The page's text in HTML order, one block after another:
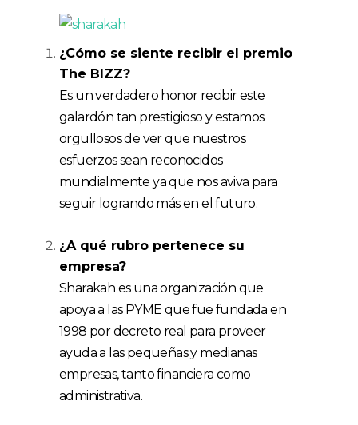
¿Cómo se siente recibir el premio
The BIZZ?
Es un verdadero honor recibir este
galardón tan prestigioso y estamos
orgullosos de ver que nuestros
esfuerzos sean reconocidos
mundialmente ya que nos aviva para
seguir logrando más en el futuro.
¿Aqué rubro pertenece su
empresa?
Sharakah es una organización que
apoya a las PYME que fue fundada en
1998 por decreto real para proveer
ayuda a las pequeñas y medianas
empresas, tanto financiera como
administrativa.